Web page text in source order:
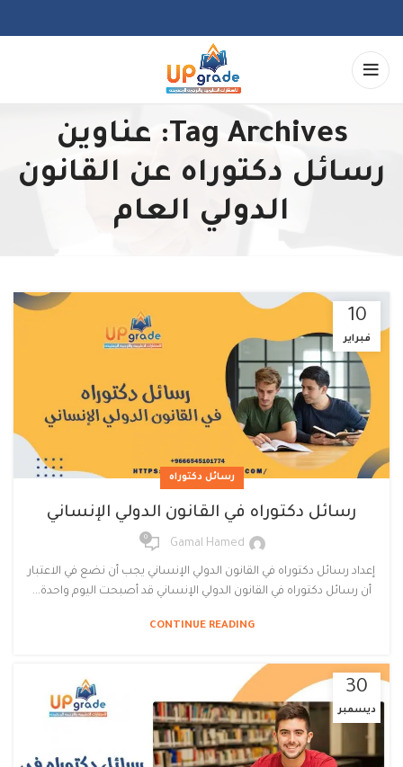
Tag Archives: عناوين
رسائل دكتوراه عن القانون
الدولي العام
10
فبراير
رسائل دكتوراه
رسائل دكتوراه في القانون الدولي الإنساني
Gamal Hamed
0
إعداد رسائل دكتوراه في القانون الدولي الإنساني يجب أن نضع في الاعتبار
أن رسائل دكتوراه في القانون الدولي الإنساني قد أصبحت اليوم واحدة...
CONTINUE READING
30
ديسمبر